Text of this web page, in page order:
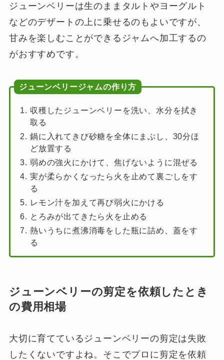
ジューンベリーは生のままタルトやヨーグルト
などのデザートの上に乗せるのもよいですが、
甘みを楽しむことができるジャムへ加工するの
がおすすめです。
ジューンベリージャムの作り方
収穫したジューンベリーを洗い、水分を拭き
取る
鍋に入れてきび砂糖を全体にまぶし、30分ほ
ど放置する
弱めの強火にかけて、焦げないように混ぜる
実が柔らかくなったら火を止めて裏ごしをす
る
レモン汁を加えて再び弱火にかける
とろみが出てきたら火を止める
熱いうちに煮沸消毒をした瓶に詰め、蓋をす
る
ジューンベリーの剪定を依頼したとき
の費用相場
大切に育てているジューンベリーの剪定は失敗
したくないですよね。そこでプロに剪定を依頼